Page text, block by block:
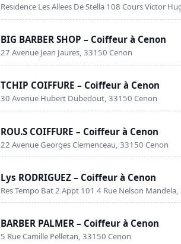
Residence Les Allees De Stella 108 Cours Victor
BIG BARBER SHOP – Coiffeur à Cenon
27 Avenue Jean Jaures, 33150 Cenon
TCHIP COIFFURE – Coiffeur à Cenon
30 Avenue Hubert Dubedout, 33150 Cenon
ROU.S COIFFURE – Coiffeur à Cenon
22 Avenue Georges Clemenceau, 33150 Cenon
Lys RODRIGUEZ – Coiffeur à Cenon
Res Tempo Bat 2 Appt 101 4 Rue Nelson
BARBER PALMER – Coiffeur à Cenon
5 Rue Camille Pelletan, 33150 Cenon